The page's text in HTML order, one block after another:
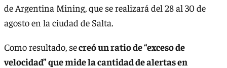
de Argentina Mining, que se realizará del 28 al 30 de
agosto en la ciudad de Salta.
Como resultado, secreó un ratio de “exceso de
velocidad” que mide la cantidad de alertas en